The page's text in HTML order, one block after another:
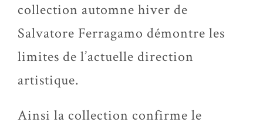
collection automne hiver de
Salvatore Ferragamo démontre les
limites de l’actuelle direction
artistique.
Ainsi la collection confirme le